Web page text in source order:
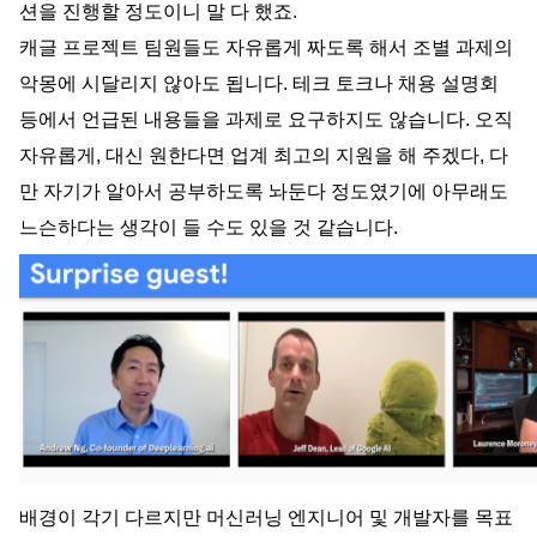
션을 진행할 정도이니 말 다 했죠.
캐글 프로젝트 팀원들도 자유롭게 짜도록 해서 조별 과제의
악몽에 시달리지 않아도 됩니다. 테크 토크나 채용 설명회
등에서 언급된 내용들을 과제로 요구하지도 않습니다. 오직
자유롭게, 대신 원한다면 업계 최고의 지원을 해 주겠다, 다
만 자기가 알아서 공부하도록 놔둔다 정도였기에 아무래도
느슨하다는 생각이 들 수도 있을 것 같습니다.
배경이 각기 다르지만 머신러닝 엔지니어 및 개발자를 목표